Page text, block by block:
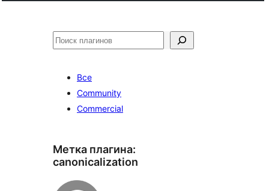
Поиск
Все
Community
Commercial
Метка плагина:
canonicalization